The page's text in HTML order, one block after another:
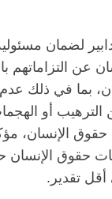
لضمان
عن التزاماتهم
بما في ذلك
أو الهجمات
حقوق الإنسان،
حقوق الإنسان
تقدير.